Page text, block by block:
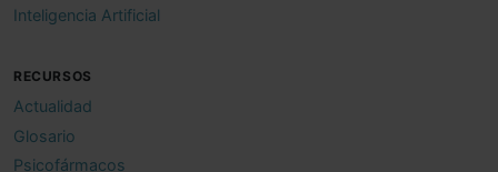
Inteligencia Artificial
RECURSOS
Actualidad
Glosario
Psicofármacos